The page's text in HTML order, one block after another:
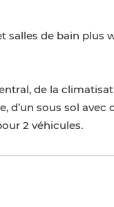
salles de bain plus
de la
d’un sous sol
2 véhicules.